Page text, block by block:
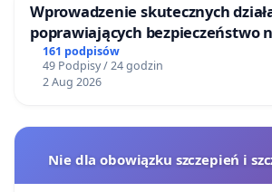
Wprowadzenie skutecznych
poprawiających bezpieczeństwo
Żeromskiego w Otwocku
161 podpisów
49 Podpisy / 24 godzin
2 Aug 2026
Nie dla obowiązku szczepień i